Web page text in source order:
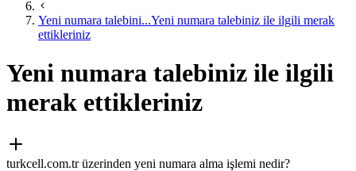
Yeni numara talebini...Yeni numara talebiniz ile ilgili merak
ettikleriniz
Yeni numara talebiniz ile ilgili
merak ettikleriniz
turkcell.com.tr üzerinden yeni numara alma işlemi nedir?